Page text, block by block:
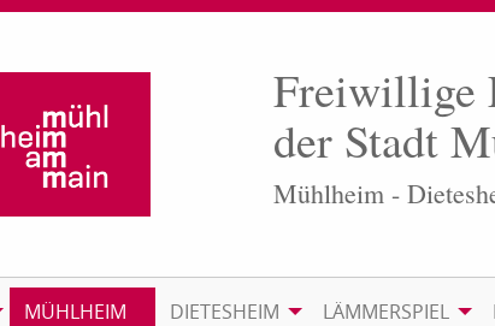
Freiwillige
der Stadt
Mühlheim -
MÜHLHEIM DIETESHEIM LÄMMERSPIEL